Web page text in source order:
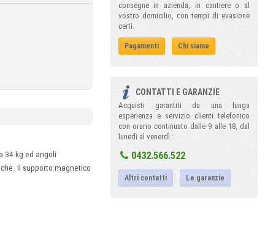
34 kg ed angoli
Il supporto magnetico
consegne in azienda, in cantiere o al
vostro domicilio, con tempi di evasione
certi.
Pagamenti Chi siamo
CONTATTI E GARANZIE
Acquisti garantiti da una lunga
esperienza e servizio clienti telefonico
con orario continuato dalle 9 alle 18, dal
lunedì al venerdì :
0432.566.522
Altri contatti Le garanzie